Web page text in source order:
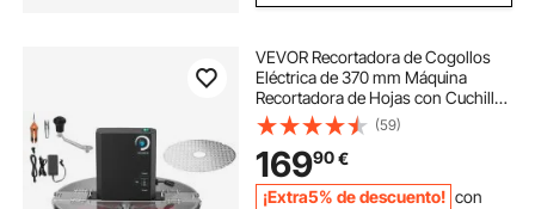
VEVOR Recortadora de Cogollos
Eléctrica de 370 mm Máquina
Recortadora de Hojas con Cuchilla
de Acero Inoxidable para Corte
Hidropónico en Seco y Húmedo
con Bandeja y Tapa Transparente
para Brotes
(59)
16990€
¡Extra5% de descuento! con